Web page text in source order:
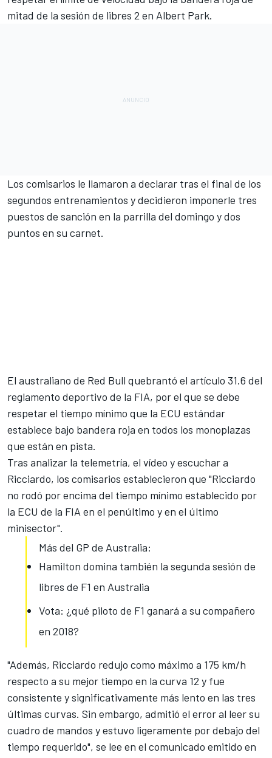
mitad de la sesión de libres 2 en Albert Park.
Los comisarios le llamaron a declarar tras el final de los
segundos entrenamientos y decidieron imponerle tres
puestos de sanción en la parrilla del domingo y dos
puntos en su carnet.
El australiano de Red Bull quebrantó el artículo 31.6 del
reglamento deportivo de la FIA, por el que se debe
respetar el tiempo mínimo que la ECU estándar
establece bajo bandera roja en todos los monoplazas
que están en pista.
Tras analizar la telemetría, el vídeo y escuchar a
Ricciardo, los comisarios establecieron que "Ricciardo
no rodó por encima del tiempo mínimo establecido por
la ECU de la FIA en el penúltimo y en el último
minisector".
Más del GP de Australia:
Hamilton domina también la segunda sesión de
libres de F1 en Australia
Vota: ¿qué piloto de F1 ganará a su compañero
en 2018?
"Además, Ricciardo redujo como máximo a 175 km/h
respecto a su mejor tiempo en la curva 12 y fue
consistente y significativamente más lento en las tres
últimas curvas. Sin embargo, admitió el error al leer su
cuadro de mandos y estuvo ligeramente por debajo del
tiempo requerido", se lee en el comunicado emitido en